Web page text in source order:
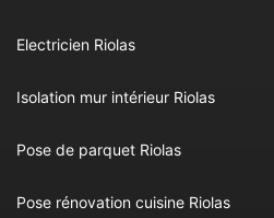
Electricien Riolas
Isolation mur intérieur Riolas
Pose de parquet Riolas
Pose rénovation cuisine Riolas